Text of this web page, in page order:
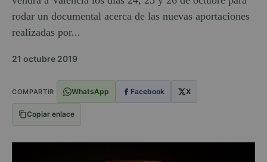
rodar un documental acerca de las nuevas aportaciones
realizadas por...
21 octubre 2019
COMPARTIR WhatsApp Facebook X
Copiar enlace